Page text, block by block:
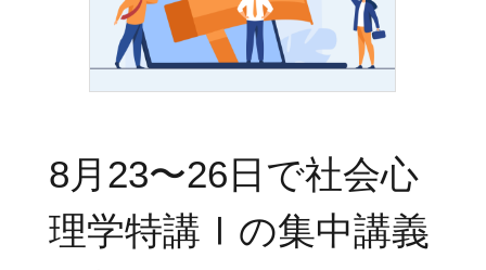
8月23〜26日で社会心
理学特講Ⅰの集中講義